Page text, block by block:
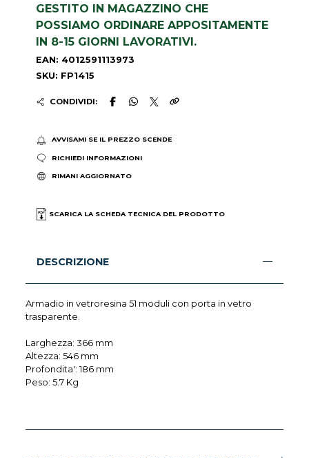
GESTITO IN MAGAZZINO CHE
POSSIAMO ORDINARE APPOSITAMENTE
IN 8-15 GIORNI LAVORATIVI.
EAN: 4012591113973
SKU: FP1415
CONDIVIDI:
AVVISAMI SE IL PREZZO SCENDE
RICHIEDI INFORMAZIONI
RIMANI AGGIORNATO
SCARICA LA SCHEDA TECNICA DEL PRODOTTO
DESCRIZIONE
Armadio in vetroresina 51 moduli con porta in vetro
trasparente.
Larghezza: 366 mm
Altezza: 546 mm
Profondita': 186 mm
Peso: 5.7 Kg